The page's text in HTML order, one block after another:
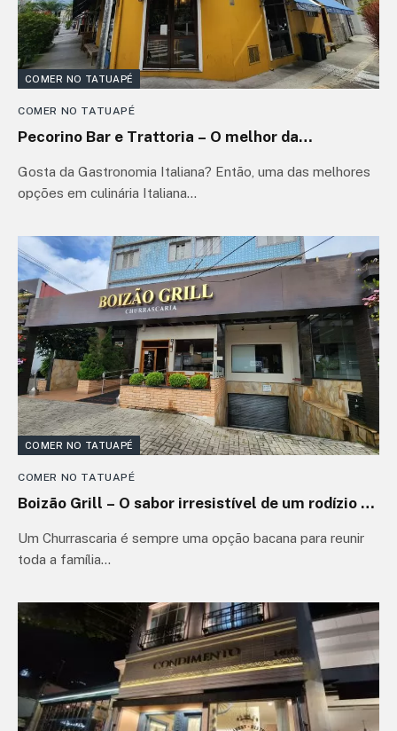
COMER NO TATUAPÉ
COMER NO TATUAPÉ
Pecorino Bar e Trattoria – O melhor da
Gosta da Gastronomia Italiana? Então, uma das melhores
opções em culinária Italiana…
COMER NO TATUAPÉ
COMER NO TATUAPÉ
Boizão Grill – O sabor irresistível de um rodízio de
Um Churrascaria é sempre uma opção bacana para reunir
toda a família…